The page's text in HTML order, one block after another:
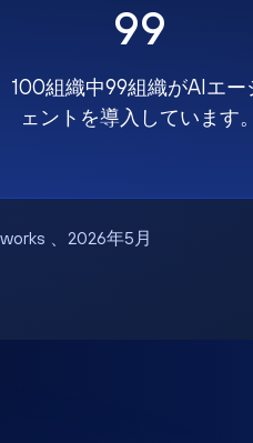
99
100組織中99組織がAIエー
ェントを導入しています。
、2026年5月